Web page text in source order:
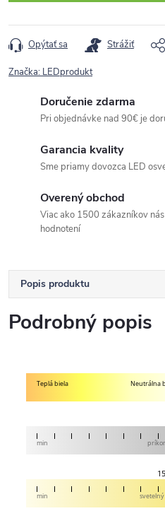
Opýtať sa Strážiť
Značka: LEDprodukt
Doručenie zdarma
Pri objednávke nad 90€ je
Garancia kvality
Sme priamy dovozca LED
Overený obchod
Viac ako 1500 zákazníkov
hodnotení
Popis produktu
Podrobný popis
Teplá biela Neutrálna
min
min